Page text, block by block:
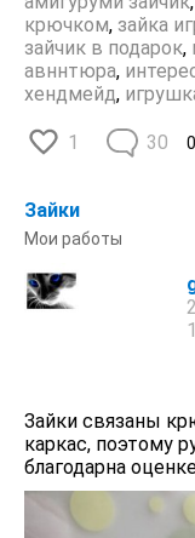
крючком, зайка
зайчик в подарок,
авннтюра,
хендмейд,
1 30
Зайки
Мои работы
Зайки связаны
каркас, поэтому
благодарна